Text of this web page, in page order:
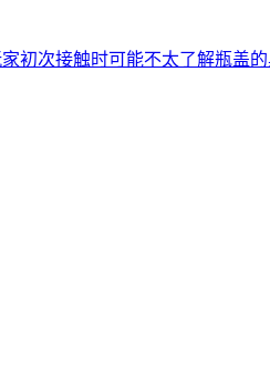
初次接触时可能不太了解瓶盖